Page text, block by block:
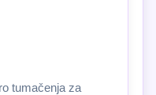
tumačenja za